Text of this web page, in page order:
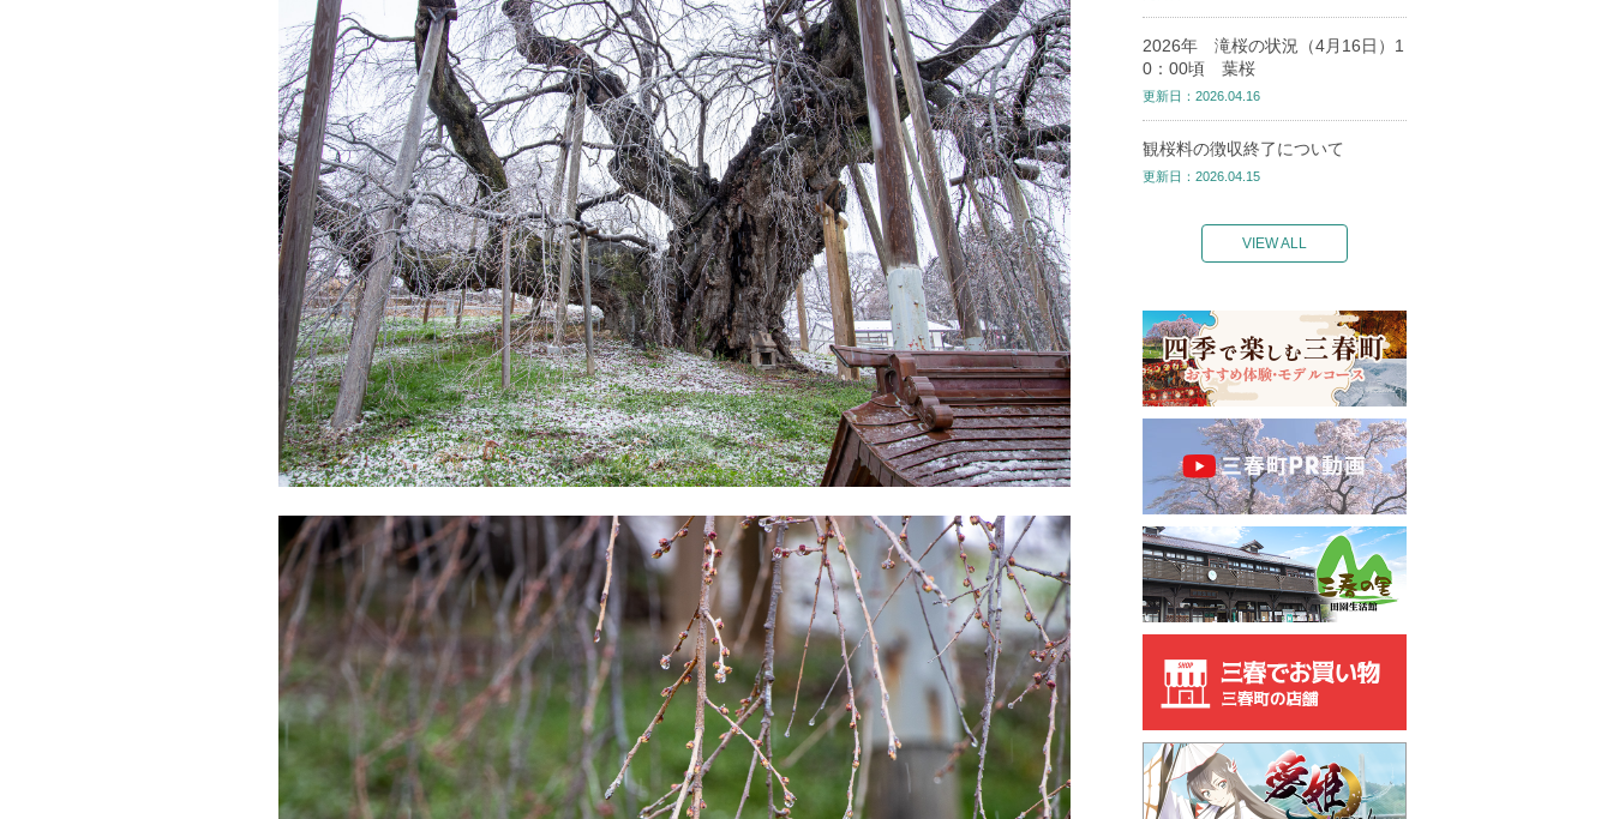
2026年 滝桜の状況（4月16日）1
0：00頃 葉桜
更新日：2026.04.16
観桜料の徴収終了について
更新日：2026.04.15
VIEW ALL